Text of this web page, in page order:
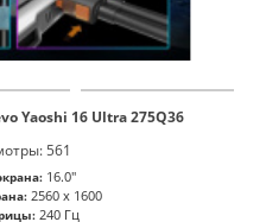
Yaoshi 16 Ultra 275Q36
561
16.0"
2560 x 1600
240 Гц